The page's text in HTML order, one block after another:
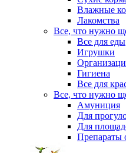
Влажные
Лакомства
Все, что нужно
Все для еды
Игрушки
Гигиена
Все для
Все, что нужно
Амуниция
Для
Для
Препараты